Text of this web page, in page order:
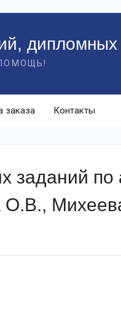
заказа Контакты
по
О.В.,